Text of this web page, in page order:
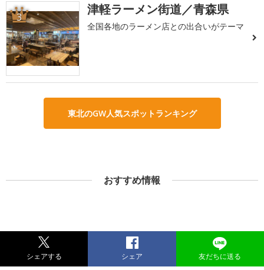
3 津軽ラーメン街道／青森県
全国各地のラーメン店との出合いがテーマ
東北のGW人気スポットランキング
おすすめ情報
シェアする シェア 友だちに送る